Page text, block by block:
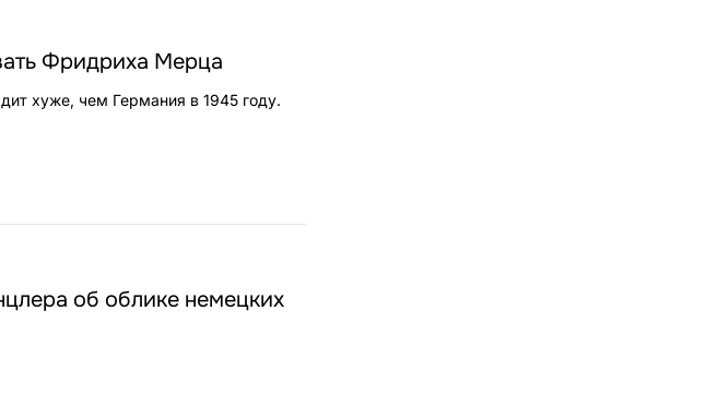
Фридриха Мерца
хуже, чем Германия в 1945 году.
об облике немецких